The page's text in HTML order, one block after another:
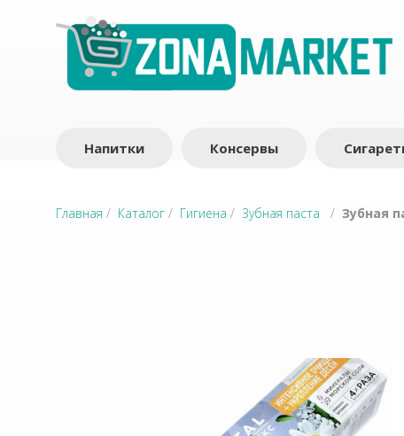
Напитки Консервы
Главная / Каталог / Гигиена / Зубная паста / Зубная